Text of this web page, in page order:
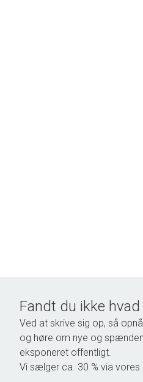
Fandt du ikke
Ved at skrive sig op, så
og høre om nye og
eksponeret offentligt.
Vi sælger ca. 30 % via